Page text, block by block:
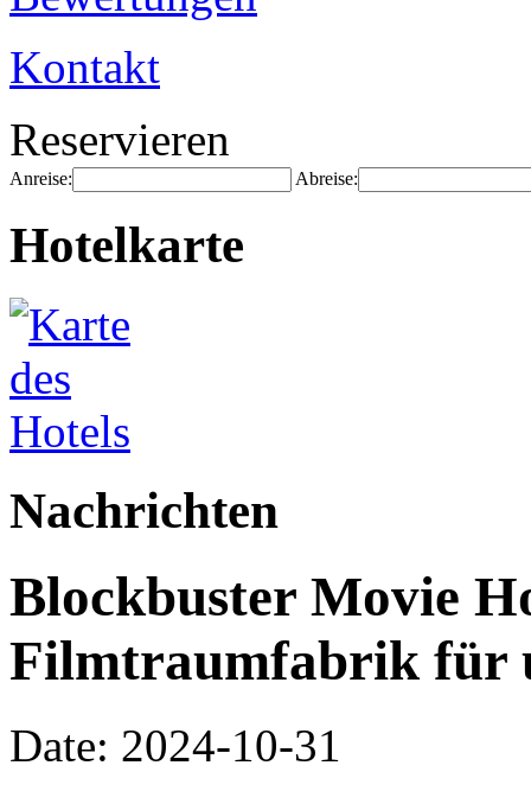
Kontakt
Reservieren
Anreise: Abreise:
Hotelkarte
Nachrichten
Blockbuster Movie
Filmtraumfabrik für
Date: 2024-10-31